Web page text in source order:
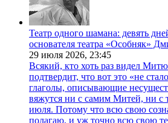
Театр одного шамана: девять
основателя театра «Особняк»
29 июля 2026, 23:45
Всякий, кто хоть раз видел
подтвердит, что вот это «не
глаголы, описывающие
вяжутся ни с самим Митей, ни с
июля. Потому что всю свою
полагаю, и уж точно всю свою